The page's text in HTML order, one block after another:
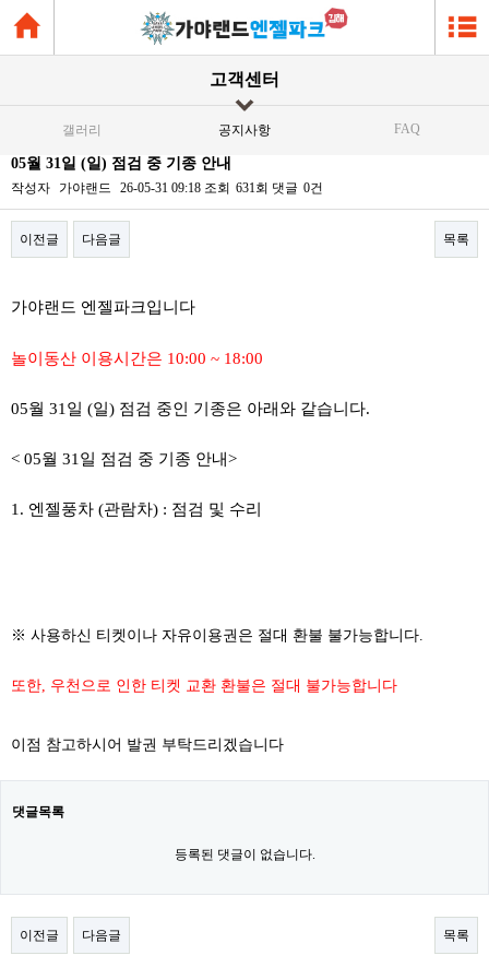
고객센터
갤러리 공지사항 FAQ
05월 31일 (일) 점검 중 기종 안내
작성자 가야랜드 26-05-31 09:18 조회 631회 댓글 0건
이전글 다음글 목록
가야랜드 엔젤파크입니다
놀이동산 이용시간은 10:00 ~ 18:00
05월 31일 (일) 점검 중인 기종은 아래와 같습니다.
< 05월 31일 점검 중 기종 안내>
1. 엔젤풍차 (관람차) : 점검 및 수리
※ 사용하신 티켓이나 자유이용권은 절대 환불 불가능합니다.
또한, 우천으로 인한 티켓 교환 환불은 절대 불가능합니다
이점 참고하시어 발권 부탁드리겠습니다
댓글목록
등록된 댓글이 없습니다.
이전글 다음글 목록